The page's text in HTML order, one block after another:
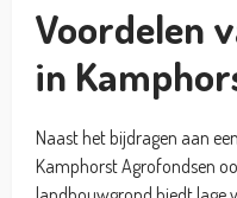
Voordelen
in
Naast het bijdragen aan
Kamphorst Agrofondsen